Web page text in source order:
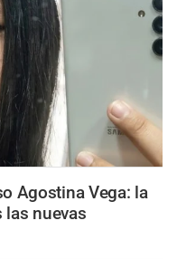
Agostina Vega: la
las nuevas